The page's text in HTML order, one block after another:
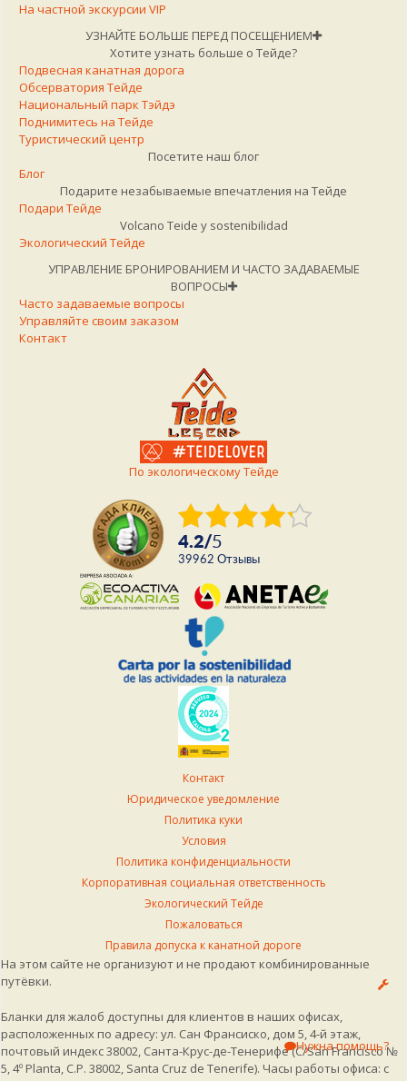
На частной экскурсии VIP
УЗНАЙТЕ БОЛЬШЕ ПЕРЕД ПОСЕЩЕНИЕМ
Хотите узнать больше о Тейде?
Подвесная канатная дорога
Обсерватория Тейде
Национальный парк Тэйдэ
Поднимитесь на Тейде
Туристический центр
Посетите наш блог
Блог
Подарите незабываемые впечатления на Тейде
Подари Тейде
Volcano Teide y sostenibilidad
Экологический Тейде
УПРАВЛЕНИЕ БРОНИРОВАНИЕМ И ЧАСТО ЗАДАВАЕМЫЕ
ВОПРОСЫ
Часто задаваемые вопросы
Управляйте своим заказом
Контакт
По экологическому Тейде
4.2/5
39962 Отзывы
Контакт
Юридическое уведомление
Политика куки
Условия
Политика конфиденциальности
Корпоративная социальная ответственность
Экологический Тейде
Пожаловаться
Правила допуска к канатной дороге
На этом сайте не организуют и не продают комбинированные
путёвки.
Бланки для жалоб доступны для клиентов в наших офисах,
расположенных по адресу: ул. Сан Франсиско, дом 5, 4-й этаж,
почтовый индекс 38002, Санта-Крус-де-Тенерифе (C/San Francisco №
5, 4º Planta, C.P. 38002, Santa Cruz de Tenerife). Часы работы офиса: с
Нужна помощь?